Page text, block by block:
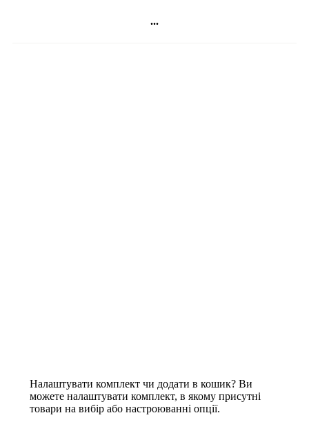
...
Налаштувати комплект чи додати в кошик? Ви
можете налаштувати комплект, в якому присутні
товари на вибір або настроюванні опції.